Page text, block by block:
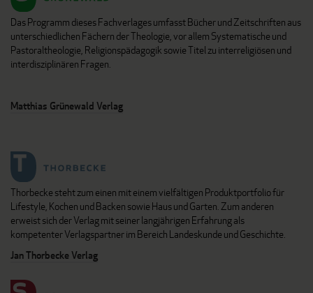
Das Programm dieses Fachverlages umfasst Bücher und Zeitschriften aus
unterschiedlichen Fächern der Theologie, vor allem Systematische und
Pastoraltheologie, Religionspädagogik sowie Titel zu interreligiösen und
interdisziplinären Fragen.
Matthias Grünewald Verlag
Thorbecke steht zum einen mit einem vielfältigen Produktportfolio für
Lifestyle, Kochen und Backen sowie Haus und Garten. Zum anderen
erweist sich der Verlag mit seiner langjährigen Erfahrung als
kompetenter Verlagspartner im Bereich Landeskunde und Geschichte.
Jan Thorbecke Verlag